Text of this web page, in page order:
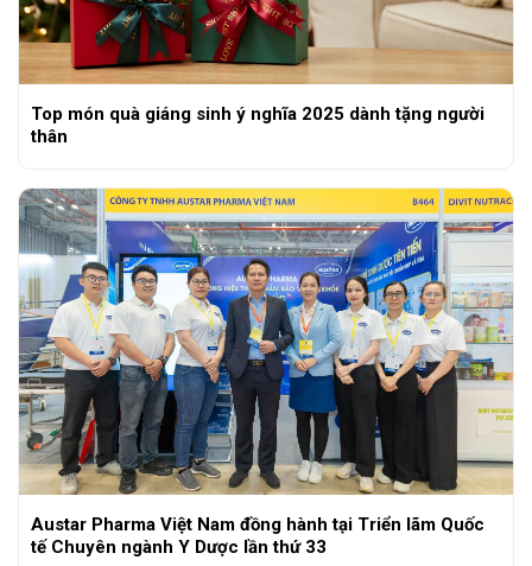
Top món quà giáng sinh ý nghĩa 2025 dành tặng người
thân
Austar Pharma Việt Nam đồng hành tại Triển lãm Quốc
tế Chuyên ngành Y Dược lần thứ 33